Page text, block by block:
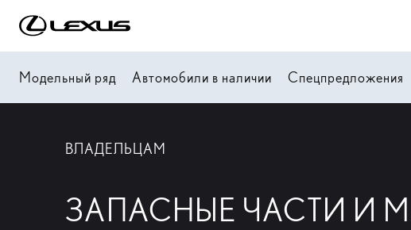
Модельный ряд Автомобили в наличии Спецпредложения
ВЛАДЕЛЬЦАМ
ЗАПАСНЫЕ ЧАСТИ И